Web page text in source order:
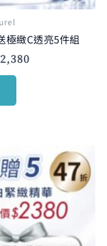
極緻C透亮5件組
2,380
。
前
價
格：
NT$2,380。